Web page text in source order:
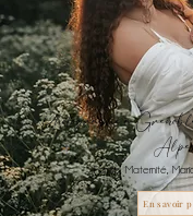
Photographe à
Famille, Maternité,
En savoir